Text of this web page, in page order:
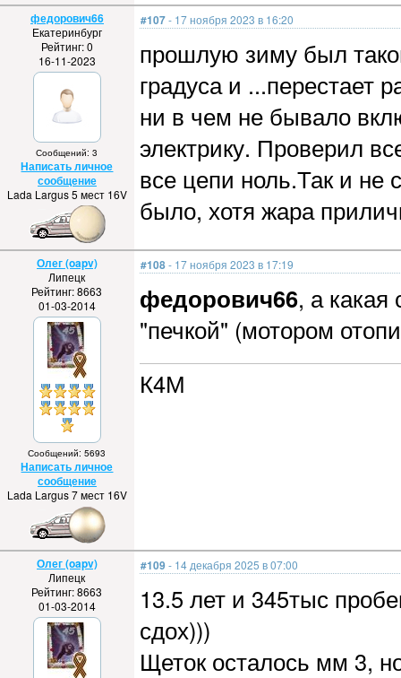
федорович66
Екатеринбург
Рейтинг: 0
16-11-2023
Сообщений: 3
Написать личное
сообщение
Lada Largus 5 мест 16V
#107- 17 ноября 2023 в 16:20
прошлую зиму был
градуса и ...перестает
ни в чем не бывало
электрику. Проверил
все цепи ноль.Так и не
было, хотя жара
Олег (oapv)
Липецк
Рейтинг: 8663
01-03-2014
Сообщений: 5693
Написать личное
сообщение
Lada Largus 7 мест 16V
#108- 17 ноября 2023 в 17:19
федорович66, а
"печкой" (мотором
К4М
Олег (oapv)
Липецк
Рейтинг: 8663
01-03-2014
#109- 14 декабря 2025 в 07:00
13.5 лет и 345тыс
сдох)))
Щеток осталось мм 3,